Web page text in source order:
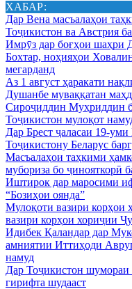
ХАБАР:
Дар Вена масъалаҳои
Тоҷикистон ва Австрия
Имрӯз дар боғҳои шаҳри
Бохтар, ноҳияҳои
мегарданд
Аз 1 август ҳаракати
Душанбе муваққатан
Сироҷиддин Муҳриддин
Тоҷикистон мулоқот
Дар Брест ҷаласаи 19-
Тоҷикистону Беларус
Масъалаҳои таҳкими
мубориза бо ҷинояткорӣ
Иштирок дар маросими
“Бозиҳои оянда”
Мулоқоти вазири корҳои
вазири корҳои хориҷии
Идибек Қаландар дар
амниятии Иттиҳоди
намуд
Дар Тоҷикистон
гирифта шудааст